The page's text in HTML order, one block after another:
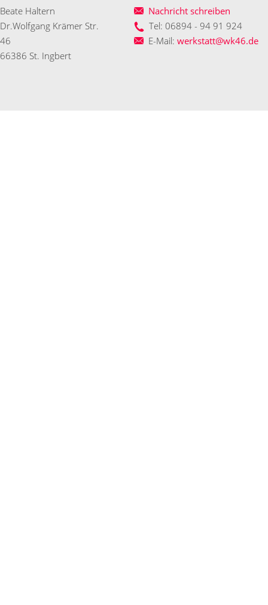
Beate Haltern
Dr.Wolfgang Krämer Str.
46
66386 St. Ingbert
Nachricht schreiben
Tel: 06894 - 94 91 924
E-Mail: werkstatt@wk46.de